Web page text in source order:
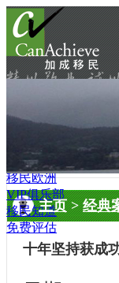
热点项目
移民加拿大
移民澳大利亚
移民美国
移民欧洲
VIP俱乐部
移民知道
免费评估
主页>经典
十年坚持获成